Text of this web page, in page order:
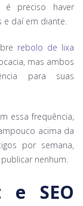
é preciso haver
daí em diante.
rebolo de lixa
mas ambos
para suas
essa frequência,
acima da
por semana,
nenhum.
e SEO